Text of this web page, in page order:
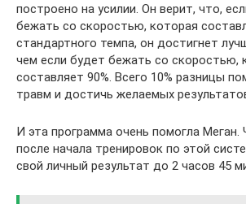
построено на усилии. Он верит, что,
бежать со скоростью, которая
стандартного темпа, он достигнет
чем если будет бежать со скоростью,
составляет 90%. Всего 10% разницы
травм и достичь желаемых
И эта программа очень помогла Меган.
после начала тренировок по этой
свой личный результат до 2 часов 45